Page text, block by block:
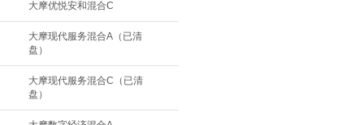
大摩优悦安和混合C
大摩现代服务混合A（已清
盘）
大摩现代服务混合C（已清
盘）